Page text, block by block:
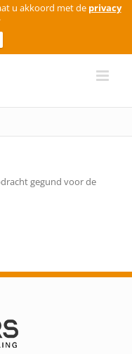
u akkoord met de privacy
gegund voor de